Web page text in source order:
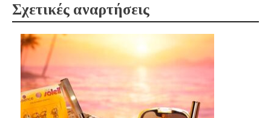
Σχετικές αναρτήσεις